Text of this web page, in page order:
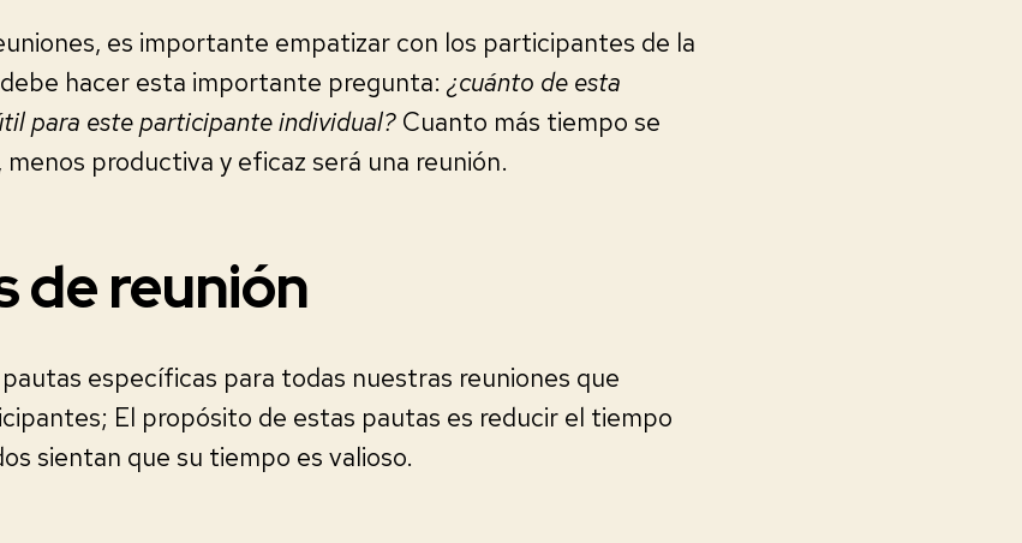
es importante empatizar con los participantes de la
hacer esta importante pregunta: ¿cuánto de esta
para este participante individual? Cuanto más tiempo se
productiva y eficaz será una reunión.
de reunión
específicas para todas nuestras reuniones que
El propósito de estas pautas es reducir el tiempo
sientan que su tiempo es valioso.